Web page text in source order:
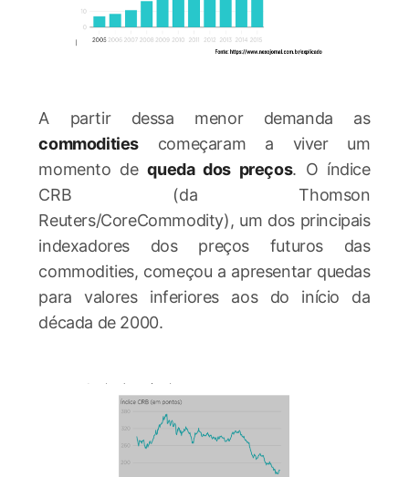
A partir dessa menor demanda as
commodities começaram a viver um
momento dequeda dos preços. O índice
CRB (da Thomson
Reuters/CoreCommodity), um dos principais
indexadores dos preços futuros das
commodities, começou a apresentar quedas
para valores inferiores aos do início da
década de 2000.